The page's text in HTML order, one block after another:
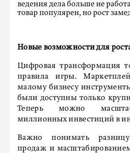
ведения дела больше не
товар популярен, но рост
Новые возможности для
Цифровая трансформация
правила игры.
малому бизнесу
были доступны только
Теперь можно
миллионных инвестиций в
Важно понимать
продаж и